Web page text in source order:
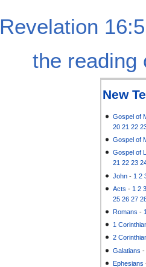
Revelation
the reading
New
Gospel of
20 21 22
Gospel of
Gospel of
21 22 23
John - 1 2
Acts - 1 2
25 26 27
Romans -
1
2
Galatians
Ephesians